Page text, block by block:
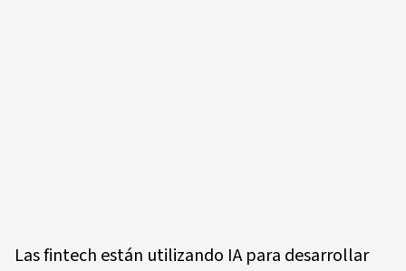
Las fintech están utilizando IA para desarrollar